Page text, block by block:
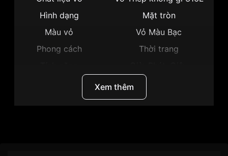
Hình dạng
Mặt tròn
Màu vỏ
Vỏ Màu Bạc
Phong cách
Thời trang
Mặt đen
Xem thêm